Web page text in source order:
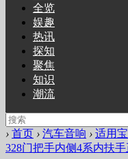
全览
娱趣
热讯
探知
聚焦
知识
潮流
› 首页 › 汽车音响 › 适用
328门把手内侧4系内扶手